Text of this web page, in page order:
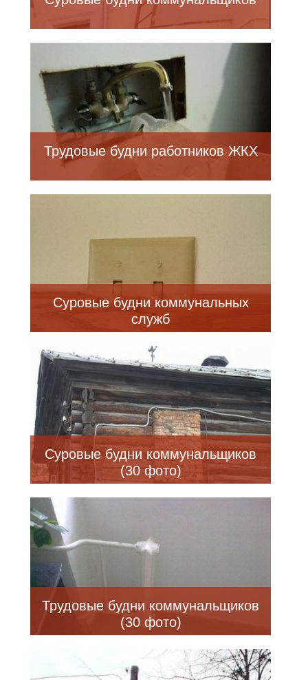
Трудовые будни работников ЖКХ
Суровые будни коммунальных
служб
Суровые будни коммунальщиков
(30 фото)
Трудовые будни коммунальщиков
(30 фото)